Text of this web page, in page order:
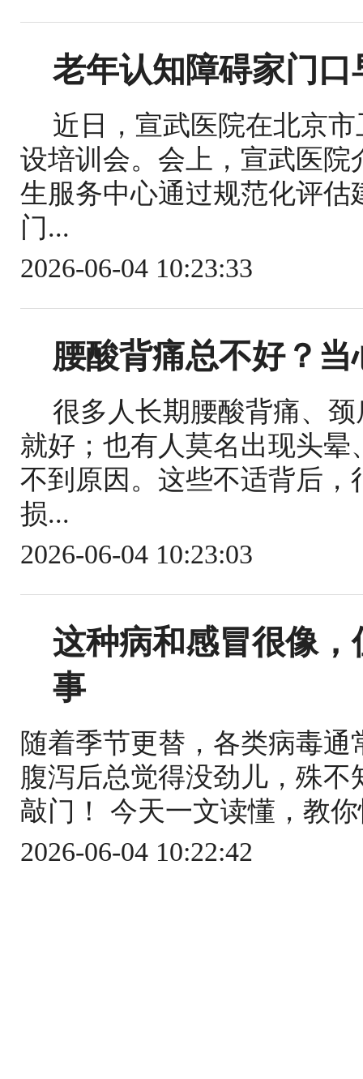
老年认知障碍家门口
近日，宣武医院在北京
设培训会。会上，宣武医院
生服务中心通过规范化评
门...
2026-06-04 10:23:33
腰酸背痛总不好？
很多人长期腰酸背痛、
就好；也有人莫名出现头
不到原因。这些不适背后
损...
2026-06-04 10:23:03
这种病和感冒很像
事
随着季节更替，各类病毒
腹泻后总觉得没劲儿，殊
敲门！ 今天一文读懂，教
2026-06-04 10:22:42